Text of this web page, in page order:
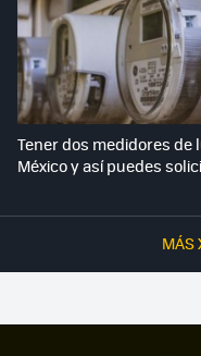
MÁS
Tener dos medidores de
México y así puedes